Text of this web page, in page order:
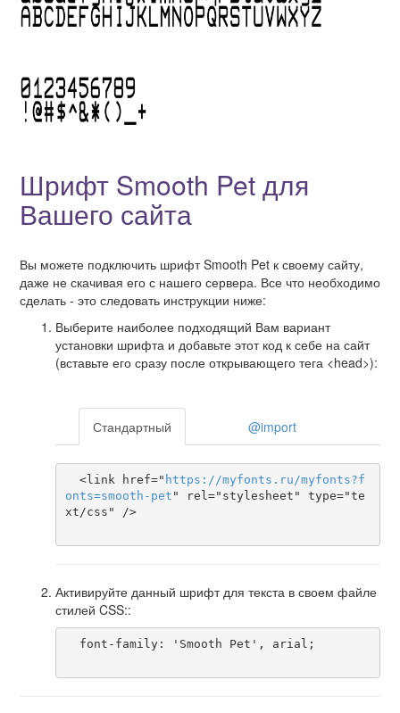
Шрифт Smooth Pet для
Вашего сайта
Вы можете подключить шрифт Smooth Pet к своему сайту,
даже не скачивая его с нашего сервера. Все что необходимо
сделать - это следовать инструкции ниже:
Выберите наиболее подходящий Вам вариант
установки шрифта и добавьте этот код к себе на сайт
(вставьте его сразу после открывающего тега <head>):
Стандартный @import
  <link href="
https ://myfonts . ru/myfonts?f
onts=smooth-pet " rel="stylesheet" type="te
xt/css" />
Активируйте данный шрифт для текста в своем файле
стилей CSS::